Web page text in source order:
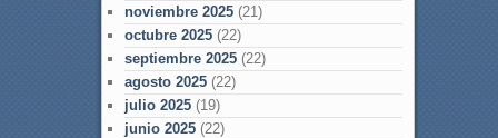
noviembre 2025(21)
octubre 2025(22)
septiembre 2025(22)
agosto 2025(22)
julio 2025(19)
junio 2025(22)